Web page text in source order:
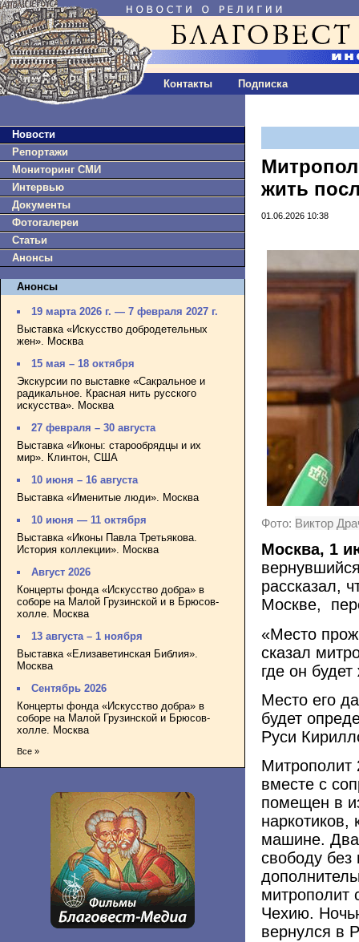
Контакты Подписка
Новости
Репортажи
Мониторинг СМИ
Интервью
Документы
Фотогалереи
Статьи
Анонсы
Анонсы
19 марта 2026 г. — 7 февраля 2027 г.
Выставка «Искусство добродетельных
жен». Москва
15 мая – 18 октября
Экскурсии по выставке «Сакральное и
радикальное. Красная нить русского
искусства». Москва
27 февраля – 30 августа
Выставка «Иконы: старообрядцы и их
мир». Клинтон, США
10 июня – 16 августа
Выставка «Именитые люди». Москва
10 июня — 11 октября
Выставка «Иконы Павла Третьякова.
История коллекции». Москва
Август 2026
Концерты фонда «Искусство добра» в
соборе на Малой Грузинской и в Брюсов-
холле. Москва
13 августа – 1 ноября
Выставка «Елизаветинская Библия».
Москва
Сентябрь 2026
Концерты фонда «Искусство добра» в
соборе на Малой Грузинской и Брюсов-
холле. Москва
Все »
жить
01.06.2026 10:38
Фото: Виктор
Москва, 1
рассказал,
Москве,
«Место
сказал
где он
Место его
будет
Руси
Митрополит
вместе с
помещен в
машине.
свободу
митрополит
Чехию.
вернулся в